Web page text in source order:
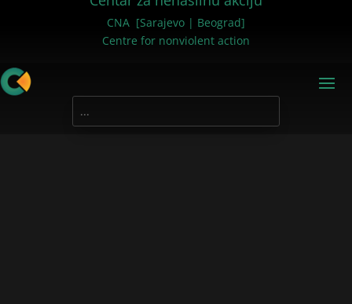
CNA [Sarajevo | Beograd]
Centre for nonviolent action